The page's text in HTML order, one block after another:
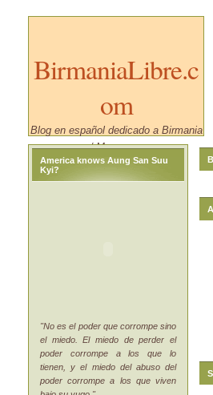
BirmaniaLibre.c
om
Blog en español dedicado a Birmania
/ Myanmar.
America knows Aung San Suu
Kyi?
"No es el poder que corrompe sino
el miedo. El miedo de perder el
poder corrompe a los que lo
tienen, y el miedo del abuso del
poder corrompe a los que viven